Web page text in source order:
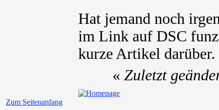
Hat jemand noch
im Link auf DSC
kurze Artikel darüber.
Zum Seitenanfang
« Zuletzt